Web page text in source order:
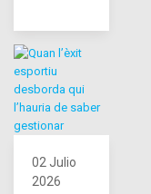
02 Julio
2026